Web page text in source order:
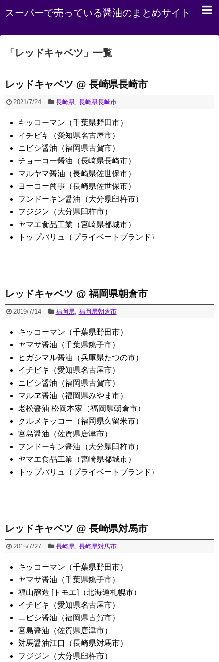
スーパーで売っている醤油のまとめサイト
「 レッドキャベツ 」 一覧
レッドキャベツ @ 長崎県長崎市
2021/7/24 長崎県, 長崎県長崎市
キッコーマン（千葉県野田市）
イチビキ（愛知県名古屋市）
ニビシ醤油（福岡県古賀市）
チョーコー醤油（長崎県長崎市）
マルヤマ醤油（長崎県佐世保市）
ヨーコー商事（長崎県佐世保市）
フンドーキン醤油（大分県臼杵市）
フジジン（大分県臼杵市）
ヤマエ食品工業（宮崎県都城市）
トップバリュ（プライベートブランド）
レッドキャベツ @ 福岡県朝倉市
2019/7/14 福岡県, 福岡県朝倉市
キッコーマン（千葉県野田市）
ヤマサ醤油（千葉県銚子市）
ヒガシマル醤油（兵庫県たつの市）
イチビキ（愛知県名古屋市）
ニビシ醤油（福岡県古賀市）
マルヱ醤油（福岡県みやま市）
老松醤油 松岡本家（福岡県朝倉市）
クルメキッコー（福岡県久留米市）
宮島醤油（佐賀県唐津市）
フンドーキン醤油（大分県臼杵市）
ヤマエ食品工業（宮崎県都城市）
トップバリュ（プライベートブランド）
レッドキャベツ @ 長崎県対馬市
2015/7/27 長崎県, 長崎県対馬市
キッコーマン（千葉県野田市）
ヤマサ醤油（千葉県銚子市）
福山醸造 [トモエ]（北海道札幌市）
イチビキ（愛知県名古屋市）
ニビシ醤油（福岡県古賀市）
宮島醤油（佐賀県唐津市）
対馬醤油江口（長崎県対馬市）
フジジン（大分県臼杵市）